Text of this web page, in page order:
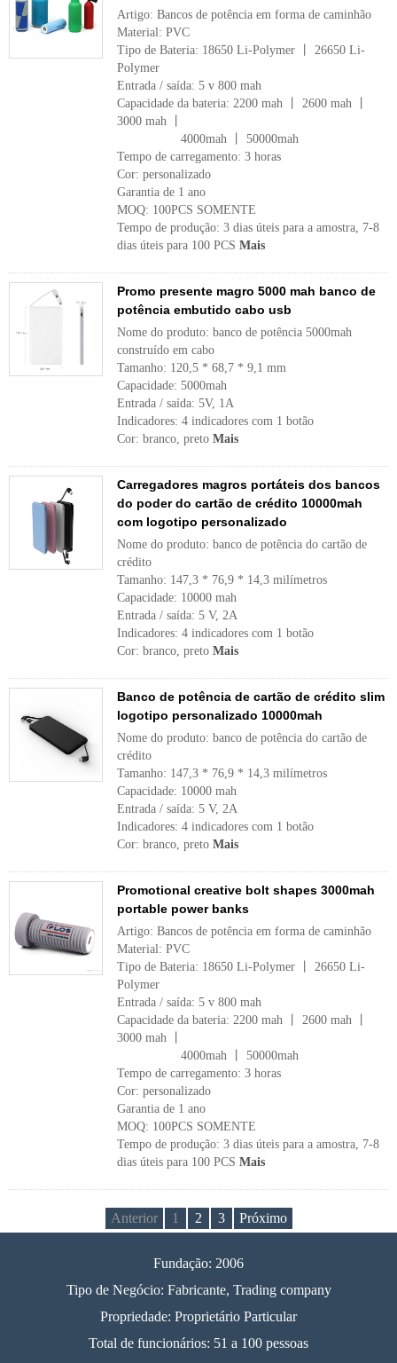
Artigo: Bancos de potência em forma de caminhão
Material: PVC
Tipo de Bateria: 18650 Li-Polymer 丨 26650 Li-
Polymer
Entrada / saída: 5 v 800 mah
Capacidade da bateria: 2200 mah 丨 2600 mah 丨
3000 mah 丨
4000mah 丨 50000mah
Tempo de carregamento: 3 horas
Cor: personalizado
Garantia de 1 ano
MOQ: 100PCS SOMENTE
Tempo de produção: 3 dias úteis para a amostra, 7-8
dias úteis para 100 PCS Mais
Promo presente magro 5000 mah banco de
potência embutido cabo usb
Nome do produto: banco de potência 5000mah
construído em cabo
Tamanho: 120,5 * 68,7 * 9,1 mm
Capacidade: 5000mah
Entrada / saída: 5V, 1A
Indicadores: 4 indicadores com 1 botão
Cor: branco, preto Mais
Carregadores magros portáteis dos bancos
do poder do cartão de crédito 10000mah
com logotipo personalizado
Nome do produto: banco de potência do cartão de
crédito
Tamanho: 147,3 * 76,9 * 14,3 milímetros
Capacidade: 10000 mah
Entrada / saída: 5 V, 2A
Indicadores: 4 indicadores com 1 botão
Cor: branco, preto Mais
Banco de potência de cartão de crédito slim
logotipo personalizado 10000mah
Nome do produto: banco de potência do cartão de
crédito
Tamanho: 147,3 * 76,9 * 14,3 milímetros
Capacidade: 10000 mah
Entrada / saída: 5 V, 2A
Indicadores: 4 indicadores com 1 botão
Cor: branco, preto Mais
Promotional creative bolt shapes 3000mah
portable power banks
Artigo: Bancos de potência em forma de caminhão
Material: PVC
Tipo de Bateria: 18650 Li-Polymer 丨 26650 Li-
Polymer
Entrada / saída: 5 v 800 mah
Capacidade da bateria: 2200 mah 丨 2600 mah 丨
3000 mah 丨
4000mah 丨 50000mah
Tempo de carregamento: 3 horas
Cor: personalizado
Garantia de 1 ano
MOQ: 100PCS SOMENTE
Tempo de produção: 3 dias úteis para a amostra, 7-8
dias úteis para 100 PCS Mais
Anterior 1 2 3 Próximo
Fundação: 2006
Tipo de Negócio: Fabricante, Trading company
Propriedade: Proprietário Particular
Total de funcionários: 51 a 100 pessoas